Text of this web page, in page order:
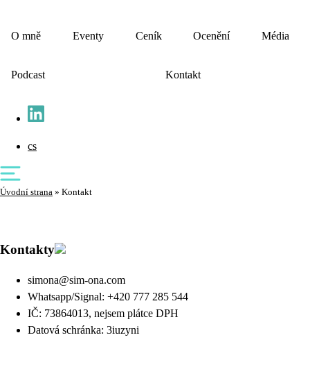
O mně Eventy Ceník Ocenění Média
Podcast Kontakt
cs
Úvodní strana » Kontakt
Kontakty
simona@sim-ona.com
Whatsapp/Signal: +420 777 285 544
IČ: 73864013, nejsem plátce DPH
Datová schránka: 3iuzyni